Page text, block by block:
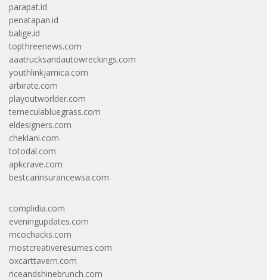
parapat.id
penatapan.id
balige.id
topthreenews.com
aaatrucksandautowreckings.com
youthlinkjamica.com
arbirate.com
playoutworlder.com
temeculabluegrass.com
eldesigners.com
cheklani.com
totodal.com
apkcrave.com
bestcarinsurancewsa.com
complidia.com
eveningupdates.com
mcochacks.com
mostcreativeresumes.com
oxcarttavern.com
riceandshinebrunch.com